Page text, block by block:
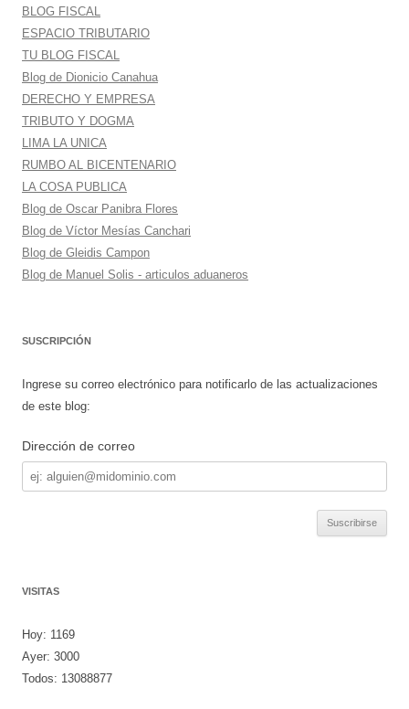
BLOG FISCAL
ESPACIO TRIBUTARIO
TU BLOG FISCAL
Blog de Dionicio Canahua
DERECHO Y EMPRESA
TRIBUTO Y DOGMA
LIMA LA UNICA
RUMBO AL BICENTENARIO
LA COSA PUBLICA
Blog de Oscar Panibra Flores
Blog de Víctor Mesías Canchari
Blog de Gleidis Campon
Blog de Manuel Solis - articulos aduaneros
SUSCRIPCIÓN
Ingrese su correo electrónico para notificarlo de las actualizaciones
de este blog:
Dirección de correo
Dirección
de
correo
VISITAS
Hoy: 1169
Ayer: 3000
Todos: 13088877